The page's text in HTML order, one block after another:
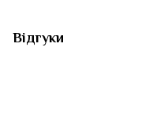
Відгуки